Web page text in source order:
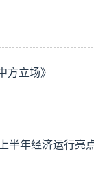
方立场》
半年经济运行亮